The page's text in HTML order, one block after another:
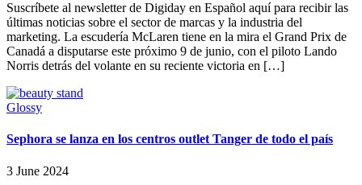
Suscríbete al newsletter de Digiday en Español aquí para recibir las
últimas noticias sobre el sector de marcas y la industria del
marketing. La escudería McLaren tiene en la mira el Grand Prix de
Canadá a disputarse este próximo 9 de junio, con el piloto Lando
Norris detrás del volante en su reciente victoria en […]
Glossy
Sephora se lanza en los centros outlet Tanger de todo el país
3 June 2024